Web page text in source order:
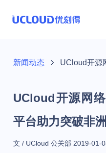
新闻动态
UCloud开源网
平台助力突破非
文 / UCloud 公关部 2019-01-